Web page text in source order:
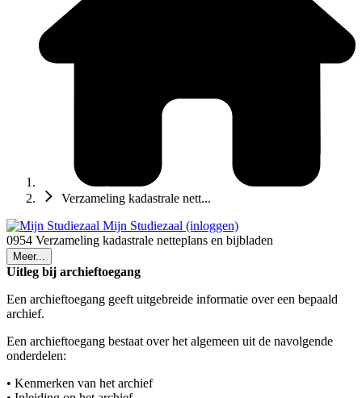
Verzameling kadastrale nett...
Mijn Studiezaal (inloggen)
0954 Verzameling kadastrale netteplans en bijbladen
Meer...
Uitleg bij archieftoegang
Een archieftoegang geeft uitgebreide informatie over een bepaald
archief.
Een archieftoegang bestaat over het algemeen uit de navolgende
onderdelen:
• Kenmerken van het archief